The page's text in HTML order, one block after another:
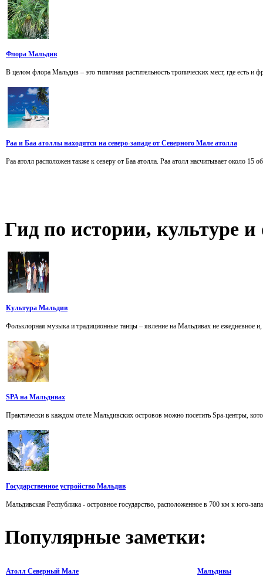
Флора Мальдив
В целом флора Мальдив – это типичная растительность тропических мест, где есть
Раа и Баа атоллы находятся на северо-западе от Северного Мале атолла
Раа атолл расположен также к северу от Баа атолла. Раа атолл насчитывает около
Гид по истории, культуре
Культура Мальдив
Фольклорная музыка и традиционные танцы – явление на Мальдивах не ежедневное
SPA на Мальдивах
Практически в каждом отеле Мальдивских островов можно посетить Spa-центры,
Государственное устройство Мальдив
Мальдивская Республика - островное государство, расположенное в 700 км к юго-
Популярные заметки:
Атолл Северный Мале Мальдивы